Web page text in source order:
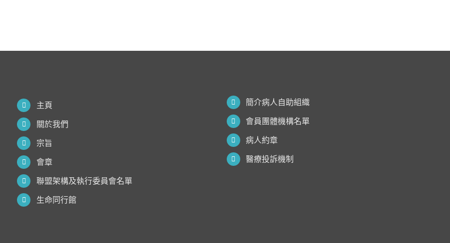
主頁
關於我們
宗旨
會章
聯盟架構及執行委員會名單
生命同行館
簡介病人自助組織
會員團體機構名單
病人約章
醫療投訴機制